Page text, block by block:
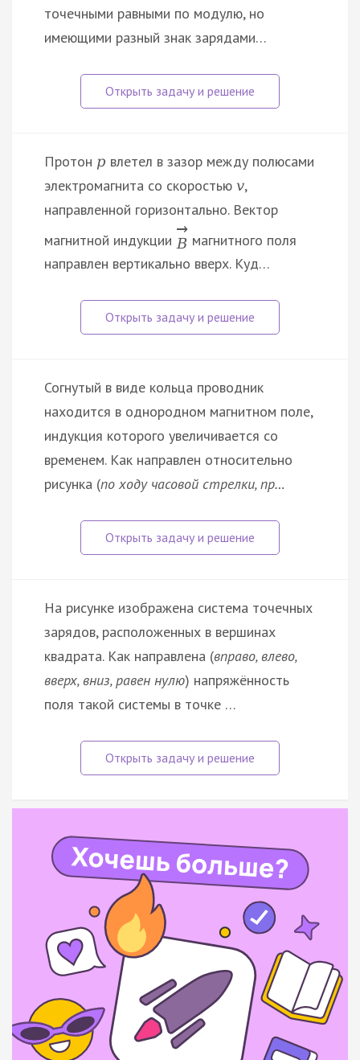
точечными равными по модулю, но
имеющими разный знак зарядами…
Протон p влетел в зазор между полюсами
электромагнита со скоростью v,
направленной горизонтально. Вектор
магнитной индукции
→
B магнитного поля
направлен вертикально вверх. Куд…
Согнутый в виде кольца проводник
находится в однородном магнитном поле,
индукция которого увеличивается со
временем. Как направлен относительно
рисунка (по ходу часовой стрелки, пр…
На рисунке изображена система точечных
зарядов, расположенных в вершинах
квадрата. Как направлена (вправо, влево,
вверх, вниз, равен нулю) напряжённость
поля такой системы в точке …